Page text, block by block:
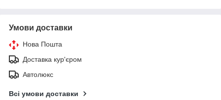
Умови доставки
Нова Пошта
Доставка кур'єром
Автолюкс
Всі умови доставки